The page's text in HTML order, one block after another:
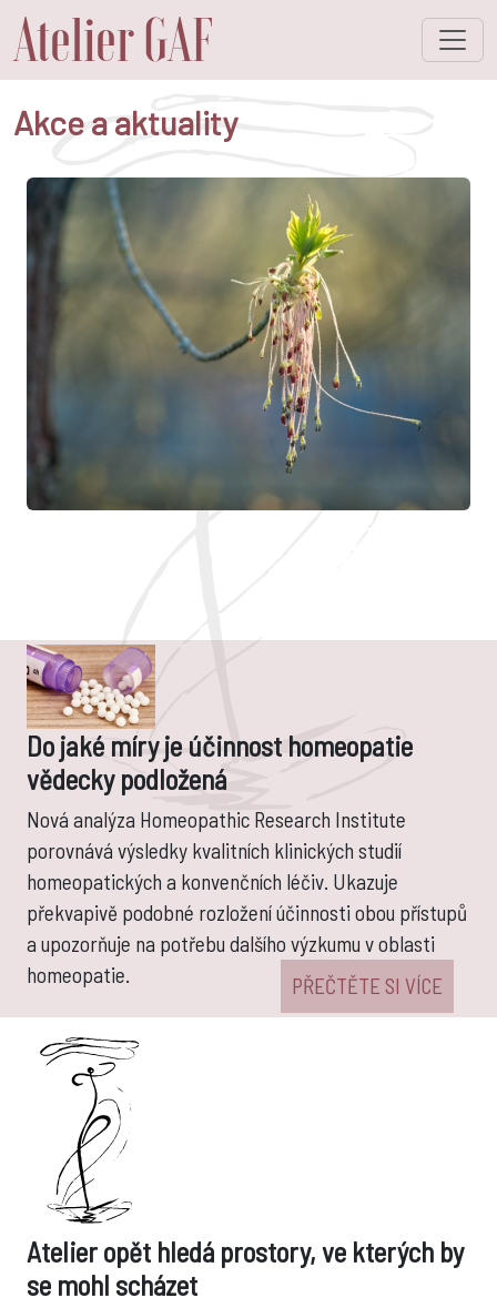
Atelier GAF
Akce a aktuality
Do jaké míry je účinnost homeopatie
vědecky podložená
Nová analýza Homeopathic Research Institute
porovnává výsledky kvalitních klinických studií
homeopatických a konvenčních léčiv. Ukazuje
překvapivě podobné rozložení účinnosti obou přístupů
a upozorňuje na potřebu dalšího výzkumu v oblasti
homeopatie.
PŘEČTĚTE SI VÍCE
Atelier opět hledá prostory, ve kterých by
se mohl scházet